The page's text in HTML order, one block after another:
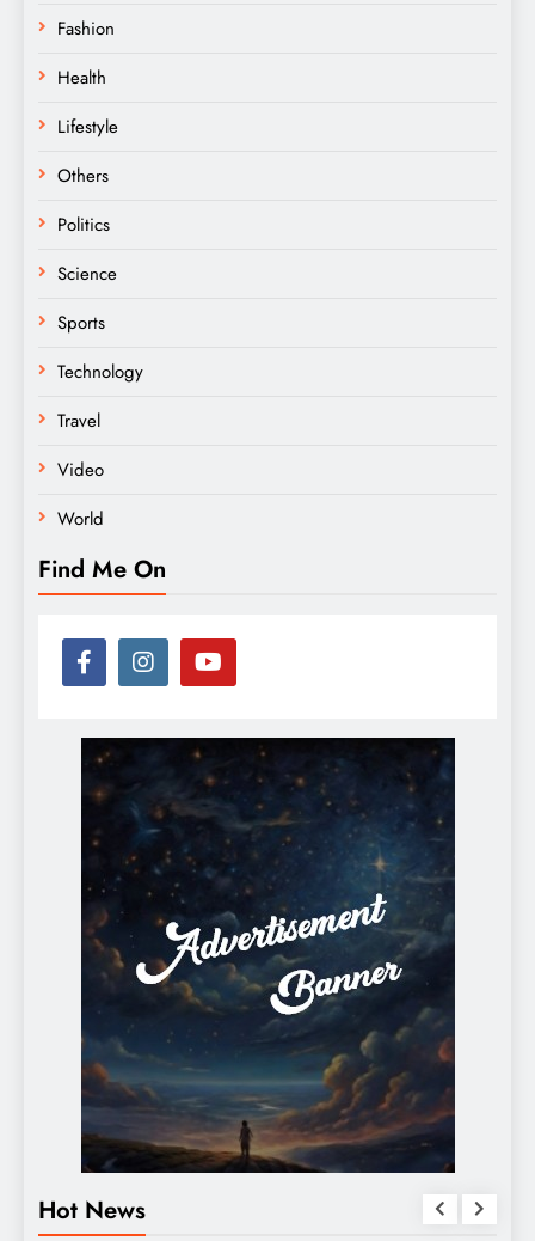
Fashion
Health
Lifestyle
Others
Politics
Science
Sports
Technology
Travel
Video
World
Find Me On
Hot News